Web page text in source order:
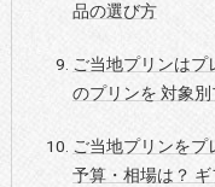
品の選び方
ご当地プリンはプ
のプリンを 対象
ご当地プリンをプ
予算・相場は？